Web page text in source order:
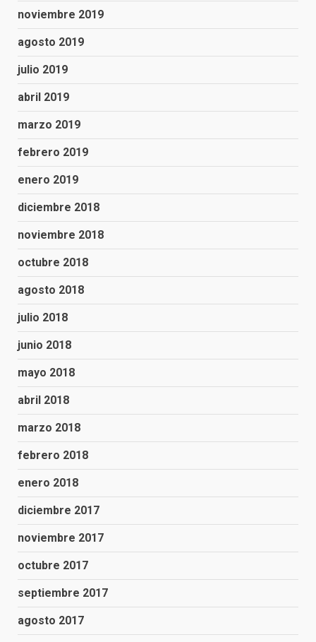
noviembre 2019
agosto 2019
julio 2019
abril 2019
marzo 2019
febrero 2019
enero 2019
diciembre 2018
noviembre 2018
octubre 2018
agosto 2018
julio 2018
junio 2018
mayo 2018
abril 2018
marzo 2018
febrero 2018
enero 2018
diciembre 2017
noviembre 2017
octubre 2017
septiembre 2017
agosto 2017